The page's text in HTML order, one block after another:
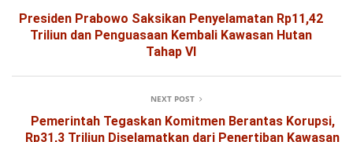
Presiden Prabowo Saksikan Penyelamatan Rp11,42
Triliun dan Penguasaan Kembali Kawasan Hutan
Tahap VI
NEXT POST
Pemerintah Tegaskan Komitmen Berantas Korupsi,
Rp31,3 Triliun Diselamatkan dari Penertiban Kawasan